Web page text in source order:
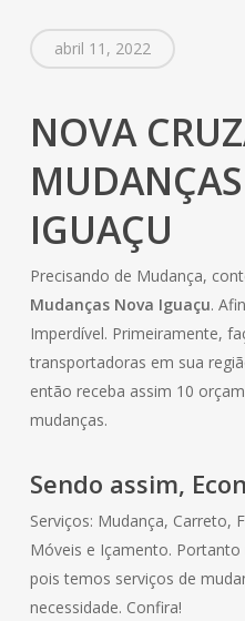
abril 11, 2022
NOVA
IGUAÇU
Precisando de Mudança,
Mudanças Nova Iguaçu.
Imperdível. Primeiramente,
transportadoras em sua
então receba assim 10
mudanças.
Sendo assim,
Serviços: Mudança, Carreto,
Móveis e Içamento.
pois temos serviços de
necessidade. Confira!